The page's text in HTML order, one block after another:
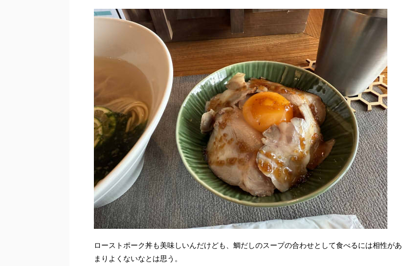
ローストポーク丼も美味しいんだけども、鯛だしのスープの合わせとして食べるには相性があ
まりよくないなとは思う。